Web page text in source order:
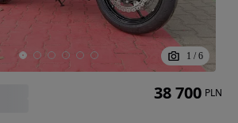
1 / 6
38 700 PLN